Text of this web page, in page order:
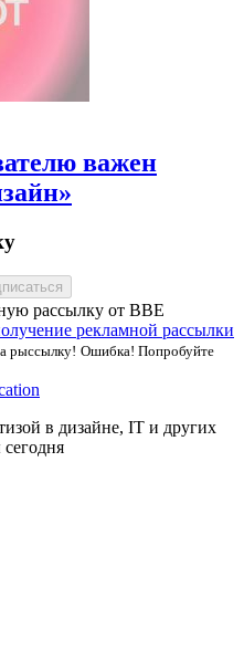
важен
рассылку от BBE
рекламной рассылки
рыссылку! Ошибка! Попробуйте
в дизайне, IT и других